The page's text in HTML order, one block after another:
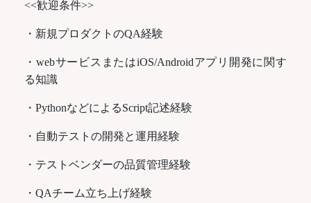
<<歓迎条件>>
・新規プロダクトのQA経験
・webサービスまたはiOS/Androidアプリ開発に関す
る知識
・PythonなどによるScript記述経験
・自動テストの開発と運用経験
・テストベンダーの品質管理経験
・QAチーム立ち上げ経験